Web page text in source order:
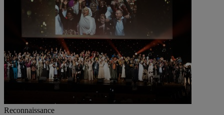
Reconnaissance